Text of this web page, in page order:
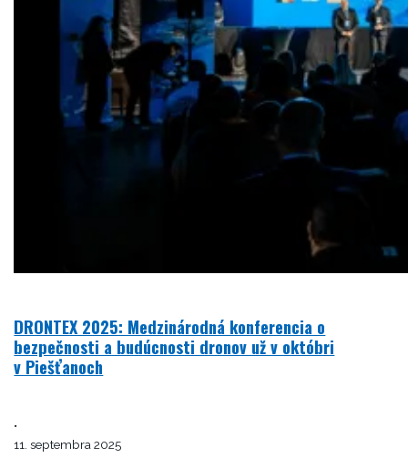
DRONTEX 2025: Medzinárodná konferencia o
bezpečnosti a budúcnosti dronov už v októbri
v Piešťanoch
•
11. septembra 2025